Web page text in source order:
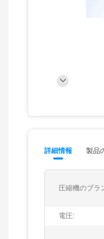
詳細情報 製品
圧縮機のブラ
電圧: